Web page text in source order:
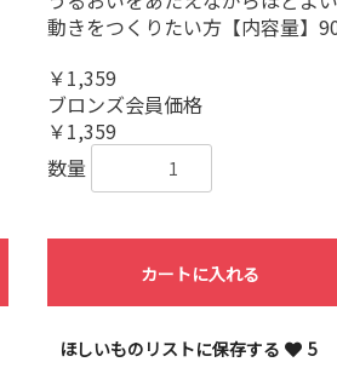
動きをつくりたい方【内容量】
￥1,359
ブロンズ会員価格
￥1,359
数量
カートに入れる
ほしいものリストに保存する 5